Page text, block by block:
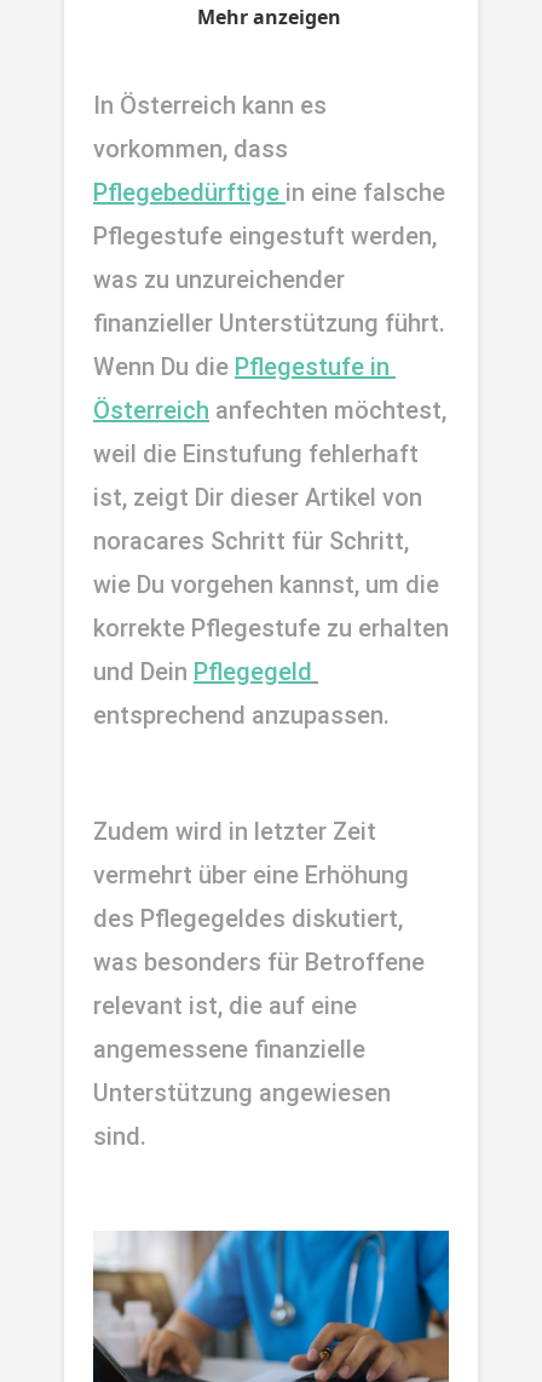
Mehr anzeigen
In Österreich kann es
Pflegebedürftige in eine falsche
Pflegestufe eingestuft werden,
was zu unzureichender
finanzieller Unterstützung führt.
Wenn Du die Pflegestufe in
Österreich anfechten möchtest,
weil die Einstufung fehlerhaft
ist, zeigt Dir dieser Artikel von
noracares Schritt für Schritt,
wie Du vorgehen kannst, um die
korrekte Pflegestufe zu erhalten
und Dein Pflegegeld
entsprechend anzupassen.
Zudem wird in letzter Zeit
vermehrt über eine Erhöhung
des Pflegegeldes diskutiert,
was besonders für Betroffene
relevant ist, die auf eine
angemessene finanzielle
Unterstützung angewiesen
sind.